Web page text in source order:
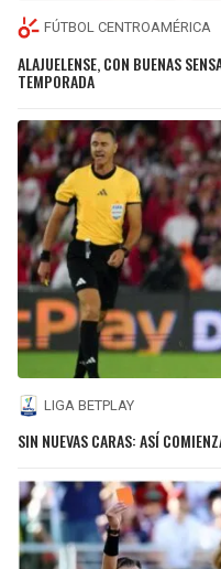
FÚTBOL CENTROAMÉRICA
ALAJUELENSE, CON BUENAS
TEMPORADA
LIGA BETPLAY
SIN NUEVAS CARAS: ASÍ